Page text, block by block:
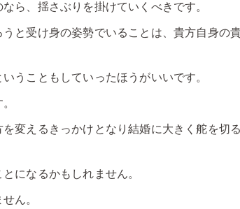
ら、揺さぶりを掛けていくべきです。
と受け身の姿勢でいることは、貴方自身の
うこともしていったほうがいいです。
変えるきっかけとなり結婚に大きく舵を切る
になるかもしれません。
ん。